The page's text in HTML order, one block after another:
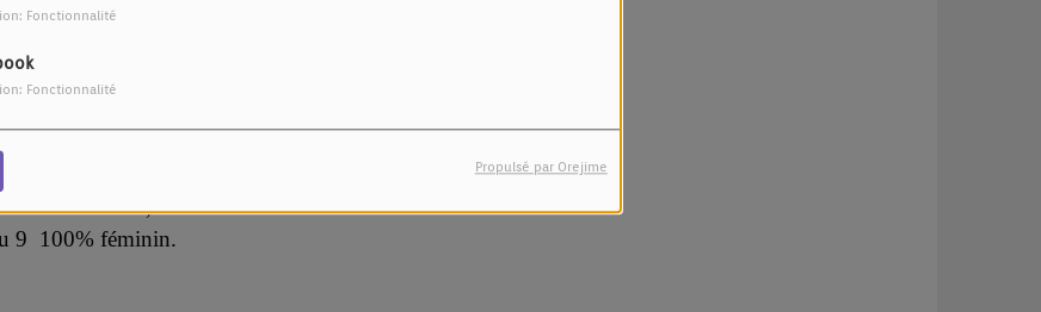
Fonctionnalité
Fonctionnalité
Propulsé par Orejime
de sa saison, notamment de son raid
u 9 100% féminin.